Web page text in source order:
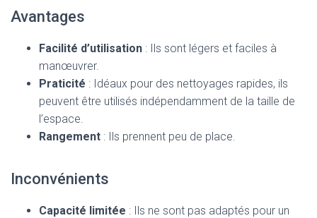
Avantages
Facilité d’utilisation : Ils sont légers et faciles à
manœuvrer.
Praticité : Idéaux pour des nettoyages rapides, ils
peuvent être utilisés indépendamment de la taille de
l’espace.
Rangement : Ils prennent peu de place.
Inconvénients
Capacité limitée : Ils ne sont pas adaptés pour un